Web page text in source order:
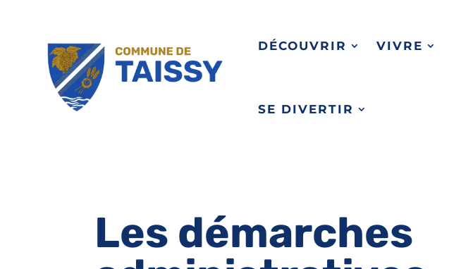
DÉCOUVRIR VIVRE
SE DIVERTIR
Les démarches